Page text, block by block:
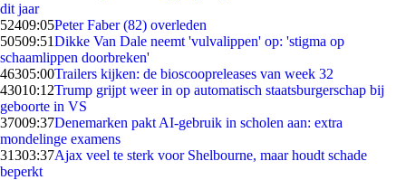
dit jaar
52409:05Peter Faber (82) overleden
50509:51Dikke Van Dale neemt 'vulvalippen' op: 'stigma op
schaamlippen doorbreken'
46305:00Trailers kijken: de bioscoopreleases van week 32
43010:12Trump grijpt weer in op automatisch staatsburgerschap bij
geboorte in VS
37009:37Denemarken pakt AI-gebruik in scholen aan: extra
mondelinge examens
31303:37Ajax veel te sterk voor Shelbourne, maar houdt schade
beperkt